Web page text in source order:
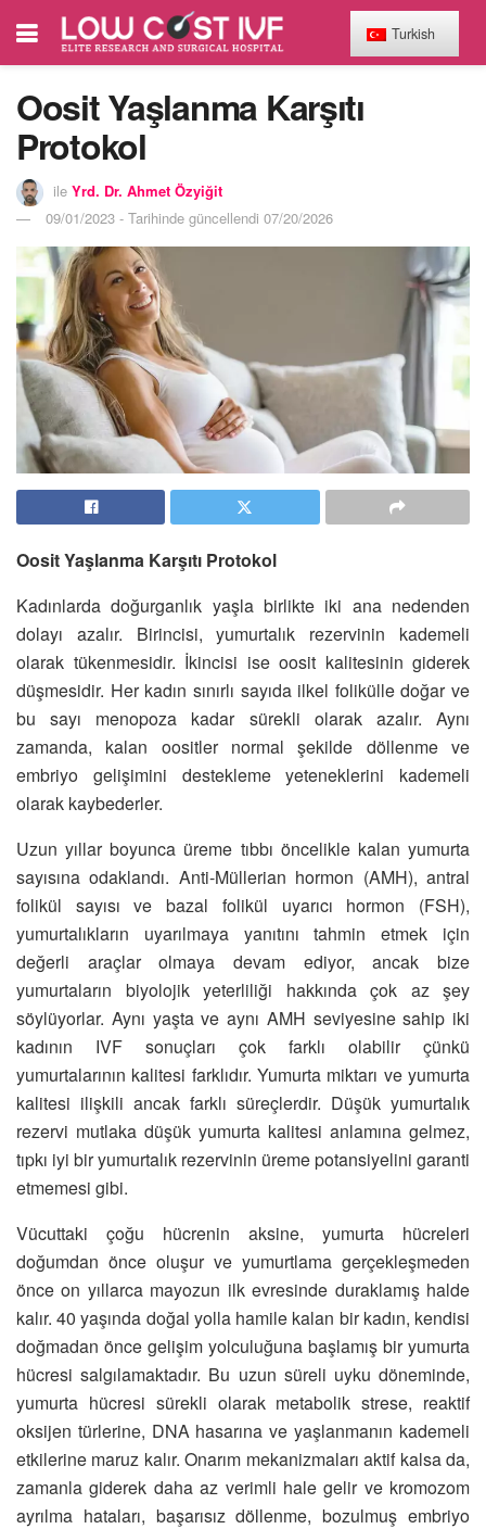
Oosit Yaşlanma Karşıtı
Protokol
ile Yrd. Dr. Ahmet Özyiğit
09/01/2023 - Tarihinde güncellendi 07/20/2026
Oosit Yaşlanma Karşıtı Protokol
Kadınlarda doğurganlık yaşla birlikte iki ana nedenden
dolayı azalır. Birincisi, yumurtalık rezervinin kademeli
olarak tükenmesidir. İkincisi ise oosit kalitesinin giderek
düşmesidir. Her kadın sınırlı sayıda ilkel folikülle doğar ve
bu sayı menopoza kadar sürekli olarak azalır. Aynı
zamanda, kalan oositler normal şekilde döllenme ve
embriyo gelişimini destekleme yeteneklerini kademeli
olarak kaybederler.
Uzun yıllar boyunca üreme tıbbı öncelikle kalan yumurta
sayısına odaklandı. Anti-Müllerian hormon (AMH), antral
folikül sayısı ve bazal folikül uyarıcı hormon (FSH),
yumurtalıkların uyarılmaya yanıtını tahmin etmek için
değerli araçlar olmaya devam ediyor, ancak bize
yumurtaların biyolojik yeterliliği hakkında çok az şey
söylüyorlar. Aynı yaşta ve aynı AMH seviyesine sahip iki
kadının IVF sonuçları çok farklı olabilir çünkü
yumurtalarının kalitesi farklıdır. Yumurta miktarı ve yumurta
kalitesi ilişkili ancak farklı süreçlerdir. Düşük yumurtalık
rezervi mutlaka düşük yumurta kalitesi anlamına gelmez,
tıpkı iyi bir yumurtalık rezervinin üreme potansiyelini garanti
etmemesi gibi.
Vücuttaki çoğu hücrenin aksine, yumurta hücreleri
doğumdan önce oluşur ve yumurtlama gerçekleşmeden
önce on yıllarca mayozun ilk evresinde duraklamış halde
kalır. 40 yaşında doğal yolla hamile kalan bir kadın, kendisi
doğmadan önce gelişim yolculuğuna başlamış bir yumurta
hücresi salgılamaktadır. Bu uzun süreli uyku döneminde,
yumurta hücresi sürekli olarak metabolik strese, reaktif
oksijen türlerine, DNA hasarına ve yaşlanmanın kademeli
etkilerine maruz kalır. Onarım mekanizmaları aktif kalsa da,
zamanla giderek daha az verimli hale gelir ve kromozom
ayrılma hataları, başarısız döllenme, bozulmuş embriyo
Turkish